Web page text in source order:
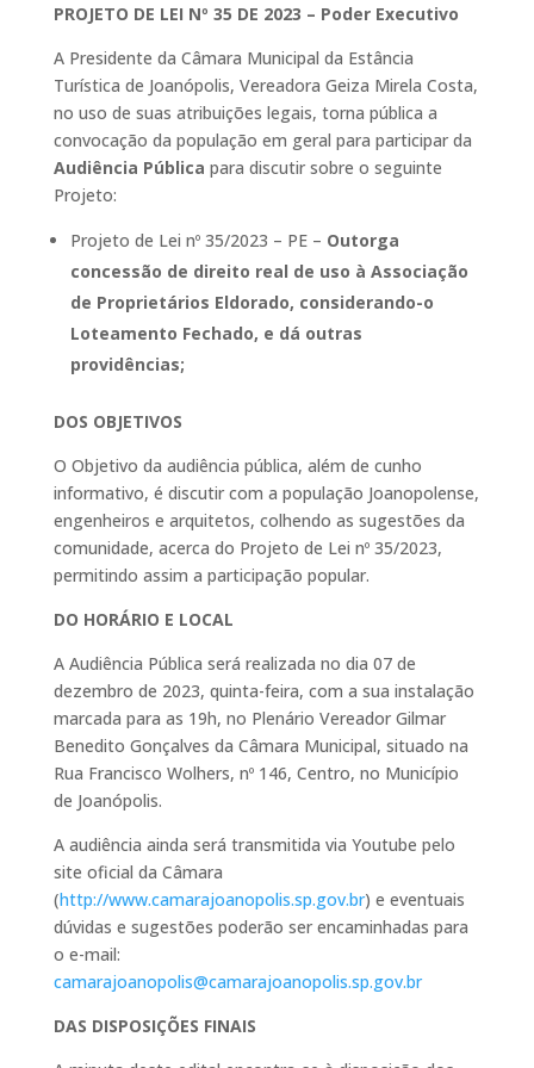
PROJETO DE LEI Nº 35 DE 2023 – Poder Executivo
A Presidente da Câmara Municipal da Estância
Turística de Joanópolis, Vereadora Geiza Mirela Costa,
no uso de suas atribuições legais, torna pública a
convocação da população em geral para participar da
Audiência Pública para discutir sobre o seguinte
Projeto:
Projeto de Lei nº 35/2023 – PE – Outorga
concessão de direito real de uso à Associação
de Proprietários Eldorado, considerando-o
Loteamento Fechado, e dá outras
providências;
DOS OBJETIVOS
O Objetivo da audiência pública, além de cunho
informativo, é discutir com a população Joanopolense,
engenheiros e arquitetos, colhendo as sugestões da
comunidade, acerca do Projeto de Lei nº 35/2023,
permitindo assim a participação popular.
DO HORÁRIO E LOCAL
A Audiência Pública será realizada no dia 07 de
dezembro de 2023, quinta-feira, com a sua instalação
marcada para as 19h, no Plenário Vereador Gilmar
Benedito Gonçalves da Câmara Municipal, situado na
Rua Francisco Wolhers, nº 146, Centro, no Município
de Joanópolis.
A audiência ainda será transmitida via Youtube pelo
site oficial da Câmara
(http://www.camarajoanopolis.sp.gov.br) e eventuais
dúvidas e sugestões poderão ser encaminhadas para
o e-mail:
camarajoanopolis@camarajoanopolis.sp.gov.br
DAS DISPOSIÇÕES FINAIS